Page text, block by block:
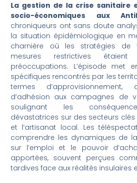
La gestion de la crise sanitaire
socio-économiques aux
chroniqueurs ont sans doute
la situation épidémiologique en
charnière où les stratégies de
mesures restrictives
préoccupations. L’épisode met
spécifiques rencontrés par les
termes
d’adhésion aux campagnes de
soulignant les
dévastatrices sur des secteurs
et l’artisanat local. Les
comprendre les dynamiques de
sur l’emploi et le pouvoir
apportées, souvent perçues
tardives face aux réalités insulaires